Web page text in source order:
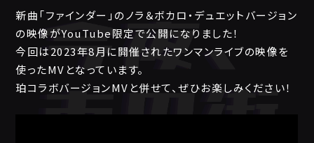
新曲「ファインダー」のノラ＆ボカロ・デュエットバージョン
の映像がYouTube限定で公開になりました！
今回は2023年8月に開催されたワンマンライブの映像を
使ったMVとなっています。
珀コラボバージョンMVと併せて、ぜひお楽しみください！